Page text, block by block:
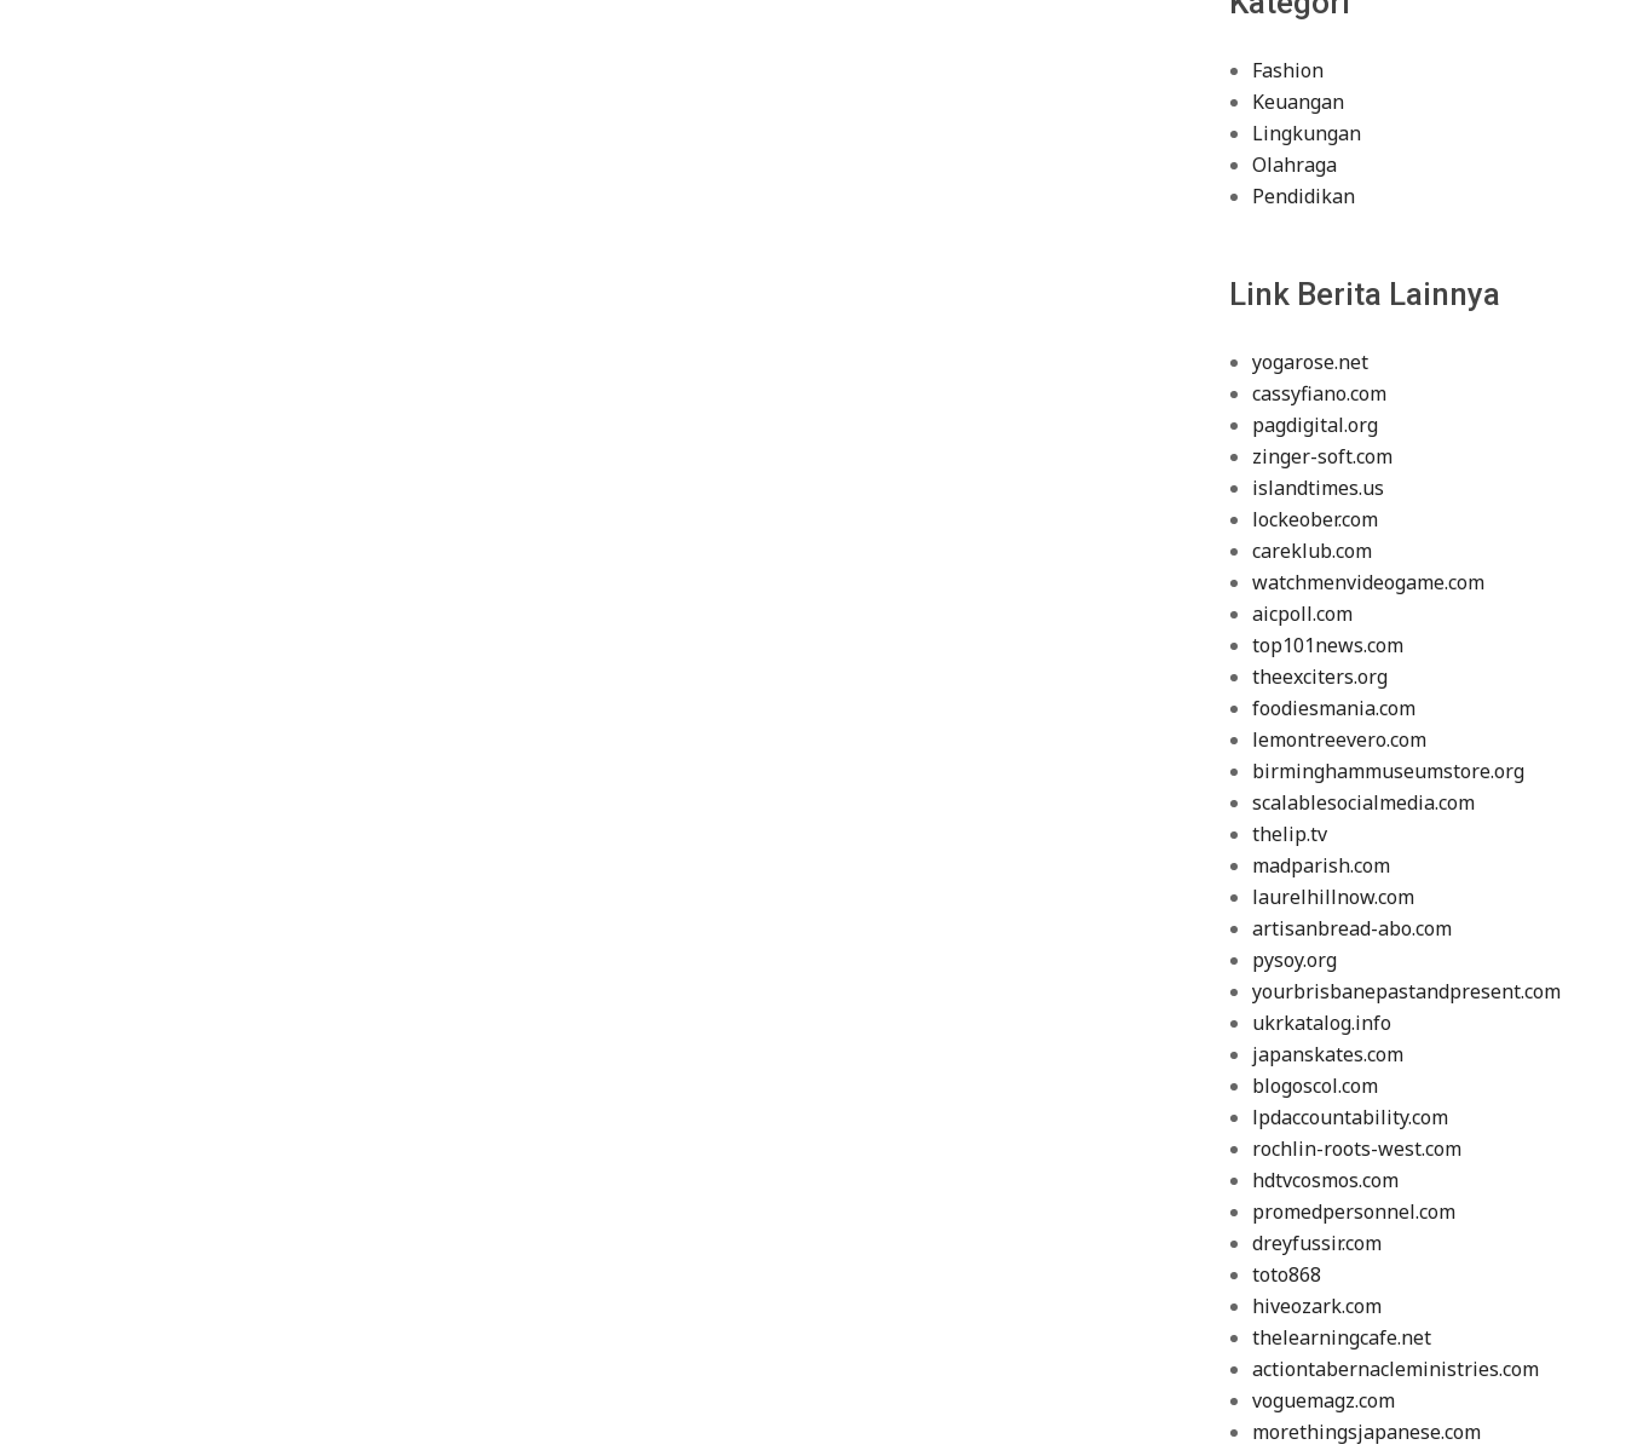
Fashion
Keuangan
Lingkungan
Olahraga
Pendidikan
Link Berita Lainnya
yogarose.net
cassyfiano.com
pagdigital.org
zinger-soft.com
islandtimes.us
lockeober.com
careklub.com
watchmenvideogame.com
aicpoll.com
top101news.com
theexciters.org
foodiesmania.com
lemontreevero.com
birminghammuseumstore.org
scalablesocialmedia.com
thelip.tv
madparish.com
laurelhillnow.com
artisanbread-abo.com
pysoy.org
yourbrisbanepastandpresent.com
ukrkatalog.info
japanskates.com
blogoscol.com
lpdaccountability.com
rochlin-roots-west.com
hdtvcosmos.com
promedpersonnel.com
dreyfussir.com
toto868
hiveozark.com
thelearningcafe.net
actiontabernacleministries.com
voguemagz.com
morethingsjapanese.com